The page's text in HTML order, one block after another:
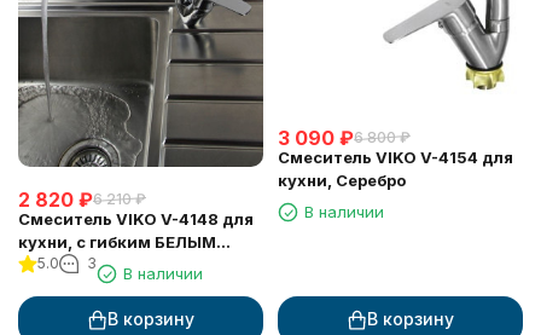
2 820 ₽6 210 ₽
Смеситель VIKO V-4148 для
кухни, с гибким БЕЛЫМ
изливом
5.0 3
В наличии
В корзину
3 090 ₽6 800 ₽
Смеситель VIKO V-4154 для
кухни, Серебро
В наличии
В корзину